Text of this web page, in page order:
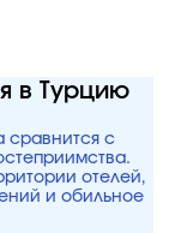
в Турцию
сравнится с
отелей,
и обильное